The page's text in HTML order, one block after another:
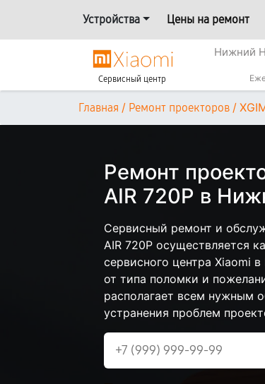
Устройства Цены на ремонт
Сервисный центр
Нижний
Главная / Ремонт проекторов /
Ремонт
AIR 720P в
Сервисный ремонт и
AIR 720P осуществляется
сервисного центра Xiaomi
от типа поломки и
располагает всем нужным
устранения проблем